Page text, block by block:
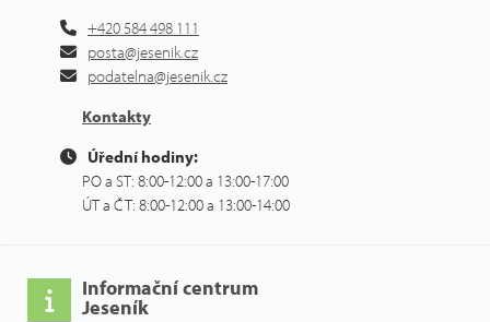
+420 584 498 111
posta@jesenik.cz
podatelna@jesenik.cz
Kontakty
Úřední hodiny:
PO a ST: 8:00-12:00 a 13:00-17:00
ÚT a ČT: 8:00-12:00 a 13:00-14:00
Informační centrum
Jeseník